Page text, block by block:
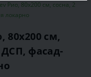
Рио, 80х200 см, сосна, 2
локарно
80х200 см,
ДСП, фасад-